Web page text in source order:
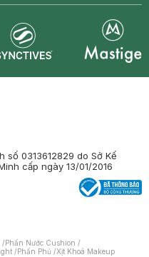
số 0313612829 do Sở Kế
cấp ngày 13/01/2016
/Phấn Nước Cushion /
/Phấn Phủ /Xịt Khoá Makeup